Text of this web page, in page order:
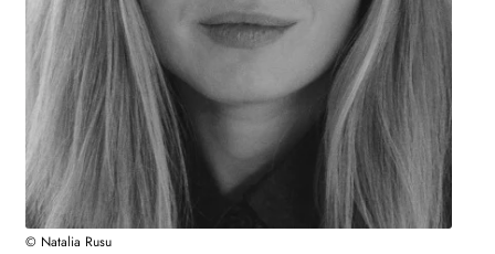
AKTUELLES
NEWSLETTER
WEITERE VERLAGE
Search:
© Natalia Rusu